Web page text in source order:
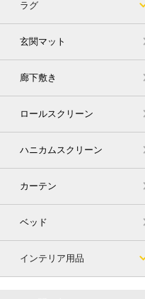
ラグ
玄関マット
廊下敷き
ロールスクリーン
ハニカムスクリーン
カーテン
ベッド
インテリア用品